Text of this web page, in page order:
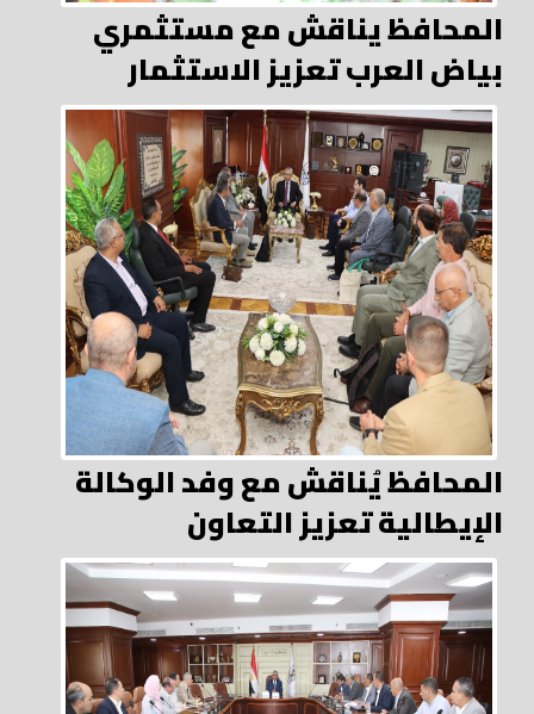
المحافظ يناقش مع مستثمري
بياض العرب تعزيز الاستثمار
المحافظ يُناقش مع وفد الوكالة
الإيطالية تعزيز التعاون